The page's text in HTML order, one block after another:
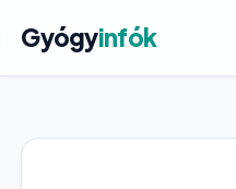
Gyógyinfók